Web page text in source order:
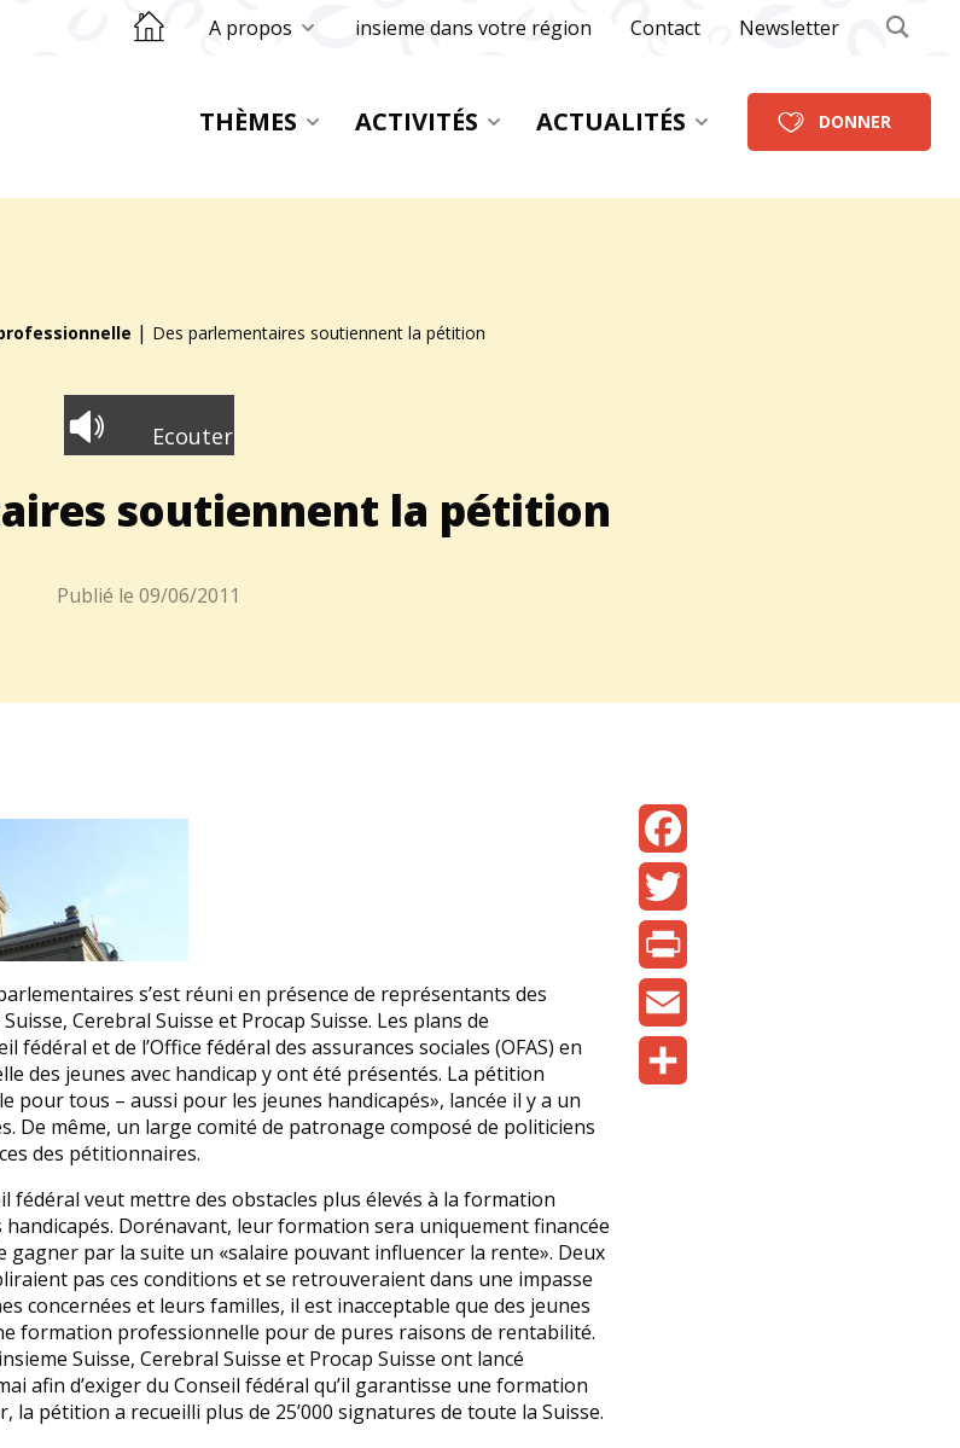
Retourner sur la page d'accueil
A propos insieme dans votre région Contact Newsletter
THÈMES ACTIVITÉS ACTUALITÉS DONNER
| Des parlementaires soutiennent la pétition
Ecouter
soutiennent la pétition
Publié le 09/06/2011
Facebook
Twitter
Print
Email
s’est réuni en présence de représentants des
Cerebral Suisse et Procap Suisse. Les plans de
fédéral et de l’Office fédéral des assurances sociales (OFAS) en
des jeunes avec handicap y ont été présentés. La pétition
tous – aussi pour les jeunes handicapés», lancée il y a un
De même, un large comité de patronage composé de politiciens
des pétitionnaires.
fédéral veut mettre des obstacles plus élevés à la formation
Dorénavant, leur formation sera uniquement financée
gagner par la suite un «salaire pouvant influencer la rente». Deux
pas ces conditions et se retrouveraient dans une impasse
concernées et leurs familles, il est inacceptable que des jeunes
formation professionnelle pour de pures raisons de rentabilité.
Suisse, Cerebral Suisse et Procap Suisse ont lancé
afin d’exiger du Conseil fédéral qu’il garantisse une formation
pétition a recueilli plus de 25’000 signatures de toute la Suisse.